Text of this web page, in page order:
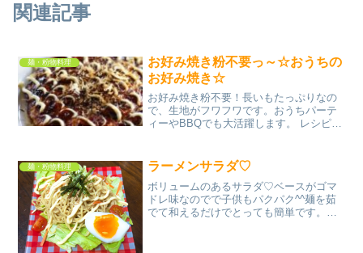
関連記事
麺・粉物料理
お好み焼き粉不要っ～☆おうちの
お好み焼き☆
お好み焼き粉不要！長いもたっぷりなの
で、生地がフワフワです。おうちパーテ
ィーやBBQでも大活躍します。 レシピは
おろし）きゃべつ（粗みじん切り）豚バ
ラ肉お好...
麺・粉物料理 ラーメンサラダ♡
ボリュームのあるサラダ♡ベースがゴマ
ドレ味なのでで子供もパクパク^^麺を茹
でて和えるだけでとっても簡単です。お